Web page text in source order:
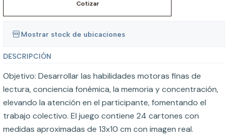
Cotizar
Mostrar stock de ubicaciones
DESCRIPCIÓN
Objetivo: Desarrollar las habilidades motoras finas de
lectura, conciencia fonémica, la memoria y concentración,
elevando la atención en el participante, fomentando el
trabajo colectivo. El juego contiene 24 cartones con
medidas aproximadas de 13x10 cm con imagen real.